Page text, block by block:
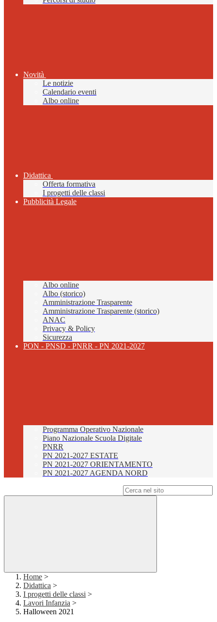
Novità
Le notizie
Calendario eventi
Albo online
Didattica
Offerta formativa
I progetti delle classi
Pubblicità Legale
Albo online
Albo (storico)
Amministrazione Trasparente
Amministrazione Trasparente (storico)
ANAC
Privacy & Policy
Sicurezza
PON - PNSD - PNRR - PN 2021-2027
Programma Operativo Nazionale
Piano Nazionale Scuola Digitale
PNRR
PN 2021-2027 ESTATE
PN 2021-2027 ORIENTAMENTO
PN 2021-2027 AGENDA NORD
Home >
Didattica >
I progetti delle classi >
Lavori Infanzia >
Halloween 2021